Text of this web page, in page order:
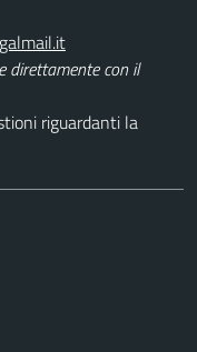
direttamente con il
riguardanti la